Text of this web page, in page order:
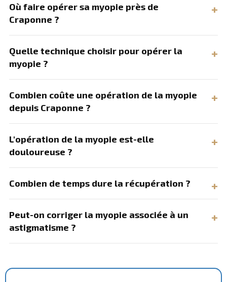
Où faire opérer sa myopie près de
Craponne ?
Quelle technique choisir pour opérer la
myopie ?
Combien coûte une opération de la myopie
depuis Craponne ?
L'opération de la myopie est-elle
douloureuse ?
Combien de temps dure la récupération ?
Peut-on corriger la myopie associée à un
astigmatisme ?